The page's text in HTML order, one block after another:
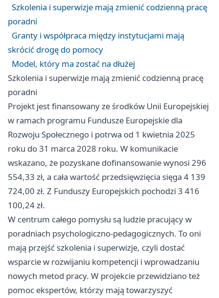
Szkolenia i superwizje mają zmienić codzienną pracę
poradni
Granty i współpraca między instytucjami mają
skrócić drogę do pomocy
Model, który ma zostać na dłużej
Szkolenia i superwizje mają zmienić codzienną pracę
poradni
Projekt jest finansowany ze środków Unii Europejskiej
w ramach programu Fundusze Europejskie dla
Rozwoju Społecznego i potrwa od 1 kwietnia 2025
roku do 31 marca 2028 roku. W komunikacie
wskazano, że pozyskane dofinansowanie wynosi 296
554,33 zł, a cała wartość przedsięwzięcia sięga 4 139
724,00 zł. Z Funduszy Europejskich pochodzi 3 416
100,24 zł.
W centrum całego pomysłu są ludzie pracujący w
poradniach psychologiczno-pedagogicznych. To oni
mają przejść szkolenia i superwizje, czyli dostać
wsparcie w rozwijaniu kompetencji i wprowadzaniu
nowych metod pracy. W projekcie przewidziano też
pomoc ekspertów, którzy mają towarzyszyć